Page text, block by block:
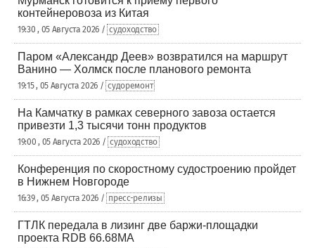
контейнеровоза из Китая
19:30 , 05 Августа 2026 / судоходство
Паром «Александр Деев» возвратился на маршрут
Ванино — Холмск после планового ремонта
19:15 , 05 Августа 2026 / судоремонт
На Камчатку в рамках северного завоза остается
привезти 1,3 тысячи тонн продуктов
19:00 , 05 Августа 2026 / судоходство
Конференция по скоростному судостроению пройдет
в Нижнем Новгороде
16:39 , 05 Августа 2026 / пресс-релизы
ГТЛК передала в лизинг две баржи-площадки
проекта RDB 66.68МА